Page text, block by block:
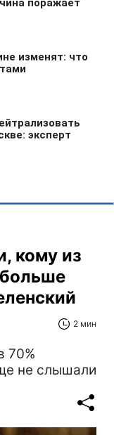
кому из
2 мин
70%
не слышали